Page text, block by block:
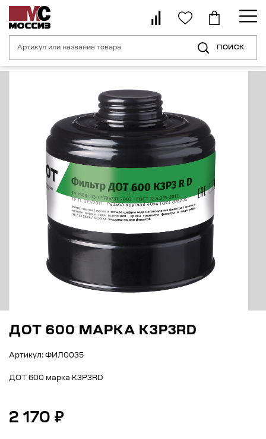
ПОИСК
Главная страница Средства индивидуальной защиты
ДОТ 600 МАРКА К3Р3RD
Артикул: ФИЛ0035
ДОТ 600 марка К3Р3RD
2 170 ₽